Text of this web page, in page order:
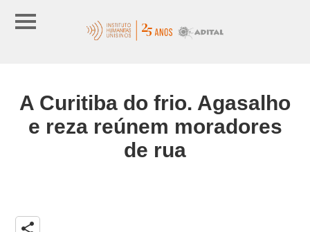
A Curitiba do frio. Agasalho
e reza reúnem moradores
de rua
share